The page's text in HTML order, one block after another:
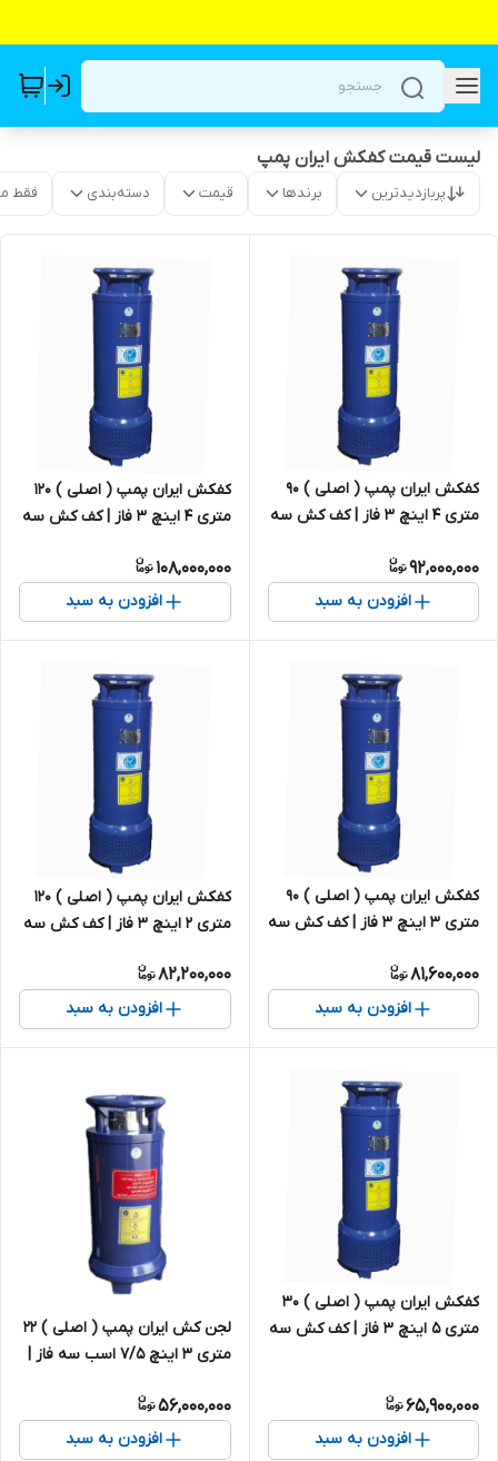
لیست قیمت کفکش ایران پمپ
پربازدیدترین برندها قیمت دسته‌بندی فقط
کفکش ایران پمپ ( اصلی ) ۹۰
متری ۴ اینچ ۳ فاز | کف کش سه
92,000,000
افزودن به سبد
کفکش ایران پمپ ( اصلی ) 120
متری 4 اینچ 3 فاز | کف کش سه
108,000,000
افزودن به سبد
کفکش ایران پمپ ( اصلی ) ۹۰
متری ۳ اینچ ۳ فاز | کف کش سه
81,600,000
افزودن به سبد
کفکش ایران پمپ ( اصلی ) ۱۲۰
متری ۲ اینچ ۳ فاز | کف کش سه
82,200,000
افزودن به سبد
کفکش ایران پمپ ( اصلی ) ۳۰
متری ۵ اینچ ۳ فاز | کف کش سه
65,900,000
افزودن به سبد
لجن کش ایران پمپ ( اصلی ) ۲۲
متری ۳ اینچ ۷/۵ اسب سه فاز |
56,000,000
افزودن به سبد